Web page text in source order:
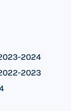
2024
2023